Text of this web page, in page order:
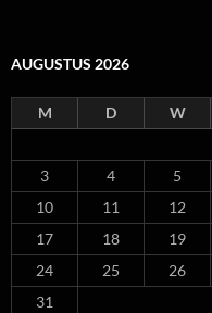
AUGUSTUS 2026
M D W
3
4 5
10
11 12
17
18 19
24
25 26
31